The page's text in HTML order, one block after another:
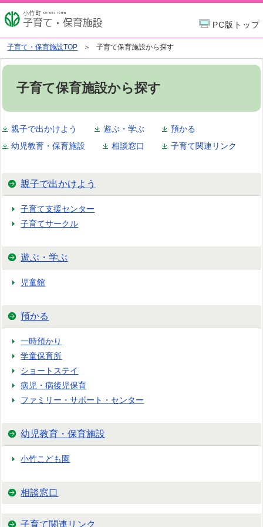
PC版トップ
子育て・保育施設TOP 子育て保育施設から探す
子育て保育施設から探す
親子で出かけよう 遊ぶ・学ぶ
預かる
幼児教育・保育施設
相談窓口 子育て関連リンク
親子で出かけよう
子育て支援センター
子育てサークル
遊ぶ・学ぶ
児童館
預かる
一時預かり
学童保育所
ショートステイ
病児・病後児保育
ファミリー・サポート・センター
幼児教育・保育施設
小竹こども園
相談窓口
子育て関連リンク